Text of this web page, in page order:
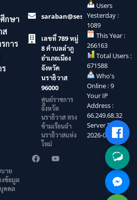
กษา
ส
การ
saraban@sesaonara.go.th
เลขที่ 789 หมู่
8 ตำบลลำภู
อำเภอเมือง
จังหวัด
นราธิวาส
96000
ศูนย์ราชการ
จังหวัด
นราธิวาส ตรง
ข้ามเรือนจำ
นราธิวาสแห่ง
ใหม่
Users
Yesterday :
1089
This Year :
266163
Total Users :
671588
Who's
Online : 9
Your IP
Address :
66.249.68.32
Server Time :
2026-08-08
าย
ข้อมูล
คคล